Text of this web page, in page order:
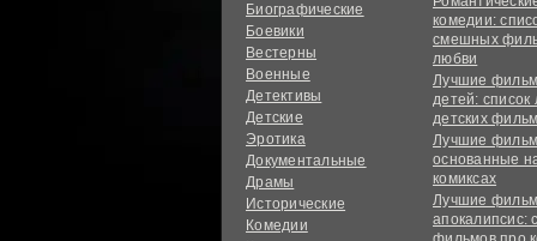
Биографические
Боевики
Вестерны
Военные
Детективы
Детские
Эротика
Документальные
Драмы
Исторические
Комедии
комедии:
смешных
любви
Лучшие
детей: список
детских
Лучшие
основанные
комиксах
Лучшие
апокалипсис: